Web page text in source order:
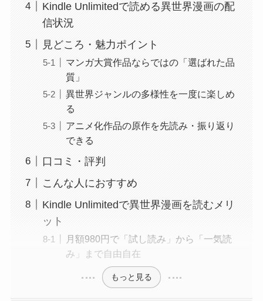
Kindle Unlimitedで読める異世界漫画の配
信状況
見どころ・魅力ポイント
マンガ大賞作品ならではの「選ばれた品
質」
異世界ジャンルの多様性を一度に楽しめ
る
アニメ化作品の原作を先読み・振り返り
できる
口コミ・評判
こんな人におすすめ
Kindle Unlimitedで異世界漫画を読むメリ
ット
月額980円で「試し読み」から「一気読
み」まで自由自在
もっと見る